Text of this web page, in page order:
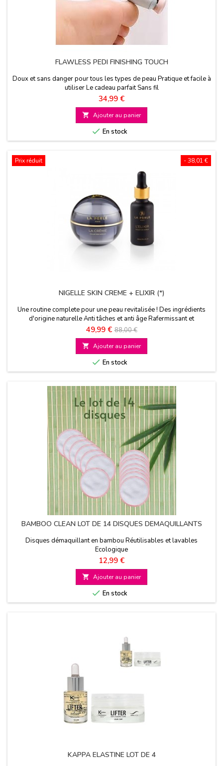
FLAWLESS PEDI FINISHING TOUCH
Doux et sans danger pour tous les types de peau Pratique et facile à
utiliser Le cadeau parfait Sans fil
Prix
34,99 €
 Ajouter au panier
 En stock
- 38,01 €
Prix réduit
NIGELLE SKIN CREME + ELIXIR (*)
Une routine complete pour une peau revitalisée ! Des ingrédients
d'origine naturelle Anti tâches et anti âge Rafermissant et
nourrissant
Prix
49,99 € Prix
de
base
88,00 €
 Ajouter au panier
 En stock
BAMBOO CLEAN LOT DE 14 DISQUES DEMAQUILLANTS
Disques démaquillant en bambou Réutilisables et lavables
Ecologique
Prix
12,99 €
 Ajouter au panier
 En stock
KAPPA ELASTINE LOT DE 4